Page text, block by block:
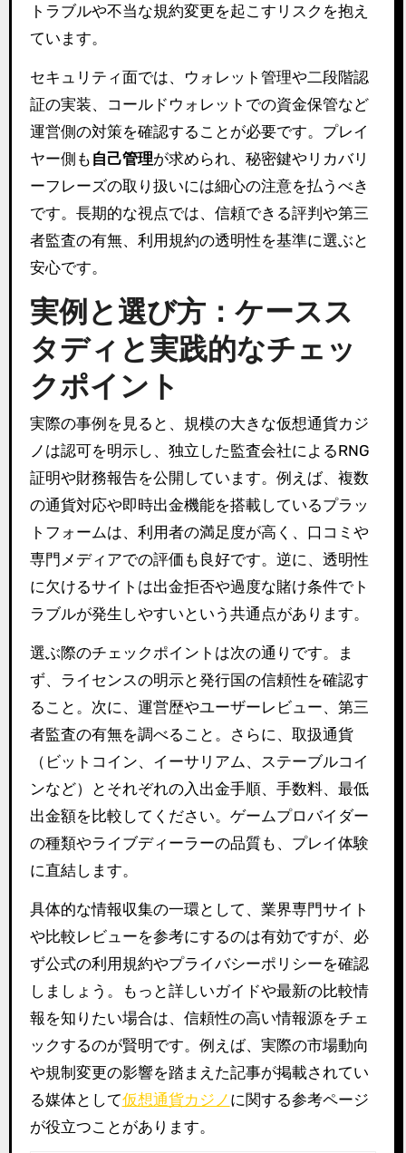
トラブルや不当な規約変更を起こすリスクを抱え
ています。
セキュリティ面では、ウォレット管理や二段階認
証の実装、コールドウォレットでの資金保管など
運営側の対策を確認することが必要です。プレイ
ヤー側も 自己管理が求められ、秘密鍵やリカバリ
ーフレーズの取り扱いには細心の注意を払うべき
です。長期的な視点では、信頼できる評判や第三
者監査の有無、利用規約の透明性を基準に選ぶと
安心です。
実例と選び方：ケースス
タディと実践的なチェッ
クポイント
実際の事例を見ると、規模の大きな仮想通貨カジ
ノは認可を明示し、独立した監査会社によるRNG
証明や財務報告を公開しています。例えば、複数
の通貨対応や即時出金機能を搭載しているプラッ
トフォームは、利用者の満足度が高く、口コミや
専門メディアでの評価も良好です。逆に、透明性
に欠けるサイトは出金拒否や過度な賭け条件でト
ラブルが発生しやすいという共通点があります。
選ぶ際のチェックポイントは次の通りです。ま
ず、ライセンスの明示と発行国の信頼性を確認す
ること。次に、運営歴やユーザーレビュー、第三
者監査の有無を調べること。さらに、取扱通貨
（ビットコイン、イーサリアム、ステーブルコイ
ンなど）とそれぞれの入出金手順、手数料、最低
出金額を比較してください。ゲームプロバイダー
の種類やライブディーラーの品質も、プレイ体験
に直結します。
具体的な情報収集の一環として、業界専門サイト
や比較レビューを参考にするのは有効ですが、必
ず公式の利用規約やプライバシーポリシーを確認
しましょう。もっと詳しいガイドや最新の比較情
報を知りたい場合は、信頼性の高い情報源をチェ
ックするのが賢明です。例えば、実際の市場動向
や規制変更の影響を踏まえた記事が掲載されてい
る媒体として仮想通貨カジノ に関する参考ページ
が役立つことがあります。